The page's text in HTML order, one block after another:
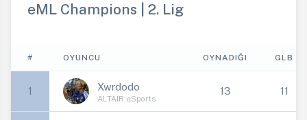
eML Champions | 2. Lig
# OYUNCU OYNADIĞI GLB
1 Xwrdodo
ALTAIR eSports
13 11